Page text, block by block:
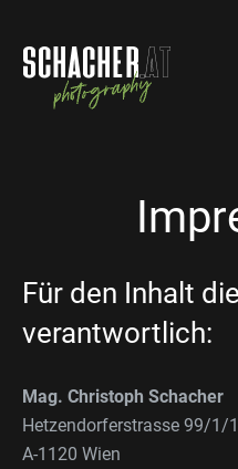
Für den Inhalt
verantwortlich:
Mag. Christoph Schacher
Hetzendorferstrasse 99/1/1
A-1120 Wien